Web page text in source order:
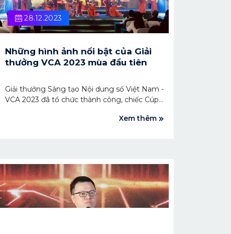
28.12.2023
Những hình ảnh nổi bật của Giải
thưởng VCA 2023 mùa đầu tiên
Giải thưởng Sáng tạo Nội dung số Việt Nam -
VCA 2023 đã tổ chức thành công, chiếc Cúp
xuất sắc. Cùng nhìn lại những hình ảnh ấn
Xem thêm